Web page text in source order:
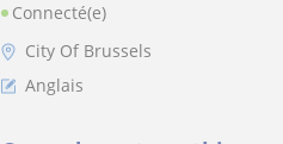
Connecté(e)
City Of Brussels
Anglais